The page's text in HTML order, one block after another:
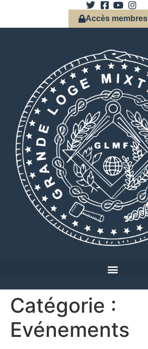
Accès membres
Catégorie :
Evénements